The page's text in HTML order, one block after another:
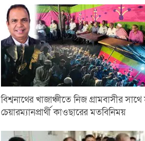
বিশ্বনাথের খাজাঞ্চীতে নিজ গ্রামবাসীর সাথে
চেয়ারম্যানপ্রার্থী কাওছারের মতবিনিময়